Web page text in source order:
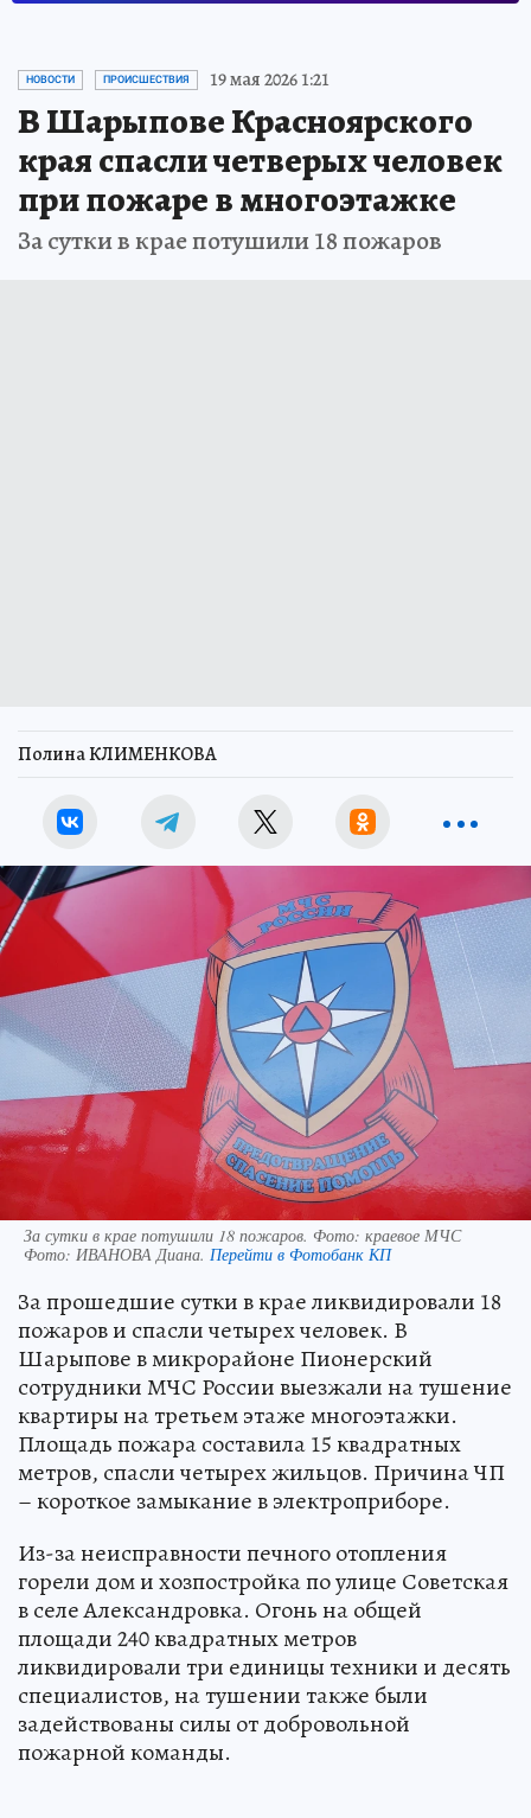
НОВОСТИ ПРОИСШЕСТВИЯ 19 мая 2026 1:21
В Шарыпове Красноярского
края спасли четверых человек
при пожаре в многоэтажке
За сутки в крае потушили 18 пожаров
Полина КЛИМЕНКОВА
За сутки в крае потушили 18 пожаров. Фото: краевое МЧС
Фото: ИВАНОВА Диана. Перейти в Фотобанк КП
За прошедшие сутки в крае ликвидировали 18
пожаров и спасли четырех человек. В
Шарыпове в микрорайоне Пионерский
сотрудники МЧС России выезжали на тушение
квартиры на третьем этаже многоэтажки.
Площадь пожара составила 15 квадратных
метров, спасли четырех жильцов. Причина ЧП
– короткое замыкание в электроприборе.
Из-за неисправности печного отопления
горели дом и хозпостройка по улице Советская
в селе Александровка. Огонь на общей
площади 240 квадратных метров
ликвидировали три единицы техники и десять
специалистов, на тушении также были
задействованы силы от добровольной
пожарной команды.